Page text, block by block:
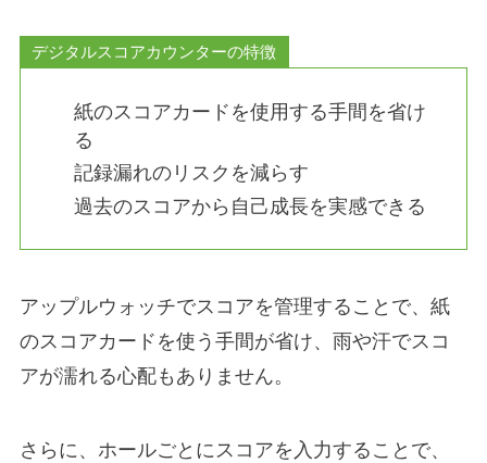
デジタルスコアカウンターの特徴
紙のスコアカードを使用する手間を省け
る
記録漏れのリスクを減らす
過去のスコアから自己成長を実感できる
アップルウォッチでスコアを管理することで、紙
のスコアカードを使う手間が省け、雨や汗でスコ
アが濡れる心配もありません。
さらに、ホールごとにスコアを入力することで、